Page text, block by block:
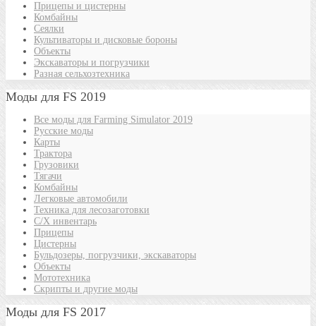
Прицепы и цистерны
Комбайны
Сеялки
Культиваторы и дисковые бороны
Объекты
Экскаваторы и погрузчики
Разная сельхозтехника
Моды для FS 2019
Все моды для Farming Simulator 2019
Русские моды
Карты
Трактора
Грузовики
Тягачи
Комбайны
Легковые автомобили
Техника для лесозаготовки
С/Х инвентарь
Прицепы
Цистерны
Бульдозеры, погрузчики, экскаваторы
Объекты
Мототехника
Скрипты и другие моды
Моды для FS 2017